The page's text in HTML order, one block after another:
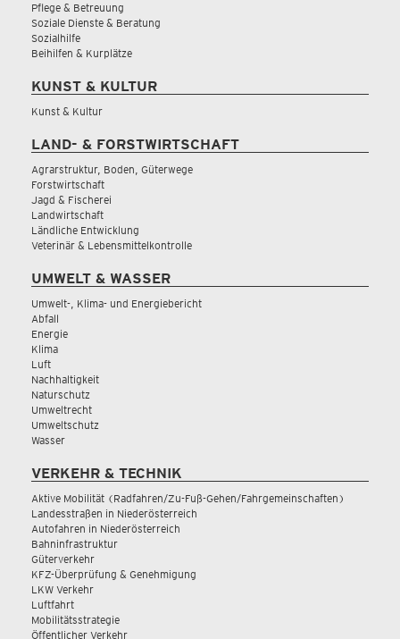
Pflege & Betreuung
Soziale Dienste & Beratung
Sozialhilfe
Beihilfen & Kurplätze
KUNST & KULTUR
Kunst & Kultur
LAND- & FORSTWIRTSCHAFT
Agrarstruktur, Boden, Güterwege
Forstwirtschaft
Jagd & Fischerei
Landwirtschaft
Ländliche Entwicklung
Veterinär & Lebensmittelkontrolle
UMWELT & WASSER
Umwelt-, Klima- und Energiebericht
Abfall
Energie
Klima
Luft
Nachhaltigkeit
Naturschutz
Umweltrecht
Umweltschutz
Wasser
VERKEHR & TECHNIK
Aktive Mobilität (Radfahren/Zu-Fuß-Gehen/Fahrgemeinschaften)
Landesstraßen in Niederösterreich
Autofahren in Niederösterreich
Bahninfrastruktur
Güterverkehr
KFZ-Überprüfung & Genehmigung
LKW Verkehr
Luftfahrt
Mobilitätsstrategie
Öffentlicher Verkehr